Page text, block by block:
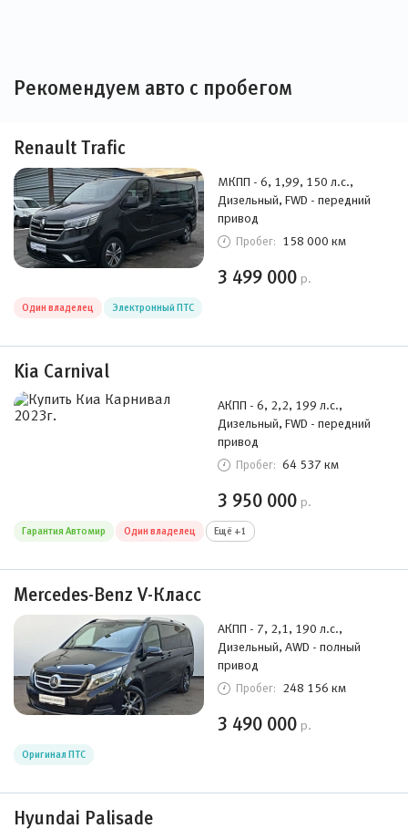
Рекомендуем авто с пробегом
Renault Trafic
МКПП - 6, 1,99, 150 л.с.,
Дизельный, FWD - передний
привод
Пробег: 158 000 км
3 499 000 р.
Один владелец Электронный ПТС
Kia Carnival
АКПП - 6, 2,2, 199 л.с.,
Дизельный, FWD - передний
привод
Пробег: 64 537 км
3 950 000 р.
Гарантия Автомир Один владелец Ещё +1
Mercedes-Benz V-Класс
АКПП - 7, 2,1, 190 л.с.,
Дизельный, AWD - полный
привод
Пробег: 248 156 км
3 490 000 р.
Оригинал ПТС
Hyundai Palisade